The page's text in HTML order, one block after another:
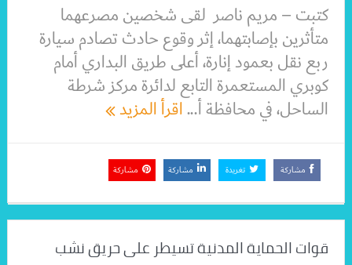
كتبت – مريم ناصر لقى شخصين مصرعهما
متأثرين بإصابتهما، إثر وقوع حادث تصادم سيارة
ربع نقل بعمود إنارة، أعلى طريق البداري أمام
كوبري المستعمرة التابع لدائرة مركز شرطة
الساحل، في محافظة أ...اقرأ المزيد
مشاركة تغريدة مشاركة مشاركة
قوات الحماية المدنية تسيطر على حريق نشب